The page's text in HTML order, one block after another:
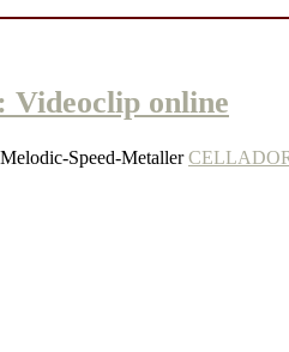
online
Speed-Metaller